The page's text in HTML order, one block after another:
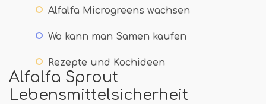
Alfalfa Microgreens wachsen
Wo kann man Samen kaufen
Rezepte und Kochideen
Alfalfa Sprout
Lebensmittelsicherheit